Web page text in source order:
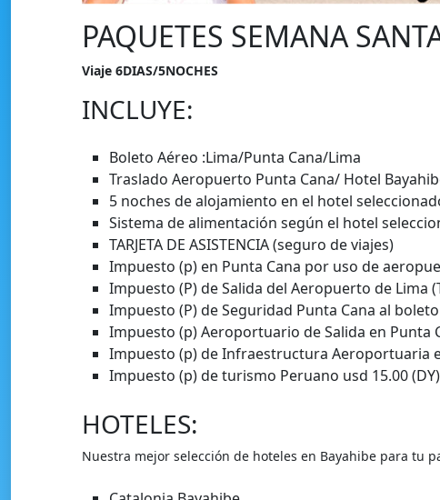
PAQUETES SEMANA
Viaje 6DIAS/5NOCHES
INCLUYE:
Boleto Aéreo :Lima/Punta Cana/Lima
Traslado Aeropuerto Punta Cana/ Hotel
5 noches de alojamiento en el hotel
Sistema de alimentación según el hotel
TARJETA DE ASISTENCIA (seguro de viajes)
Impuesto (p) en Punta Cana por uso de
Impuesto (P) de Salida del Aeropuerto de Lima
Impuesto (P) de Seguridad Punta Cana al
Impuesto (p) Aeroportuario de Salida en Punta
Impuesto (p) de Infraestructura Aeroportuaria
Impuesto (p) de turismo Peruano usd 15.00 (DY)
HOTELES:
Nuestra mejor selección de hoteles en Bayahibe para tu